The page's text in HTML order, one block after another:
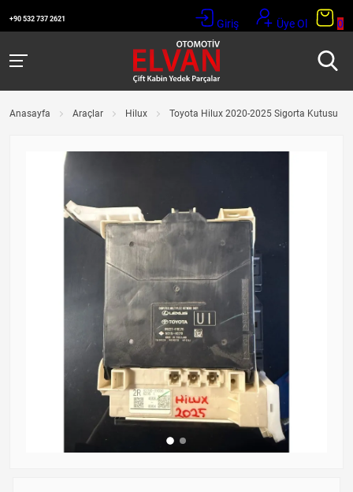
+90 532 737 2621 Giriş Üye Ol 0
Anasayfa Araçlar Hilux Toyota Hilux 2020-2025 Sigorta Kutusu